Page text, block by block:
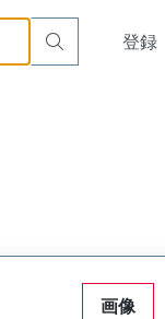
登録
画像